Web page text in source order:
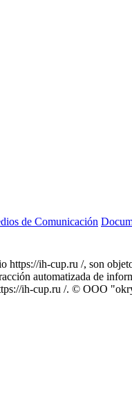
de Comunicación
https://ih-cup.ru /, son
automatizada de
ih-cup.ru /. © OOO